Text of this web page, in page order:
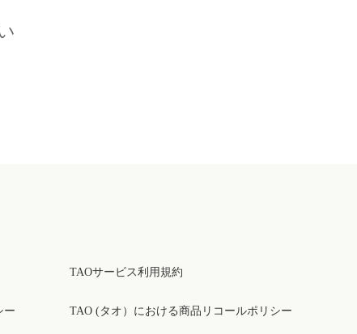
ー
TAOサービス利用規約
TAO (タオ）における商品リコールポリシー